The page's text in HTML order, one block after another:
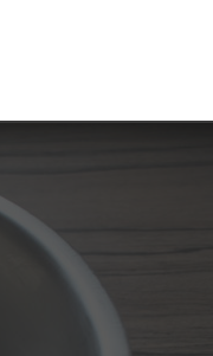
dek deze af met